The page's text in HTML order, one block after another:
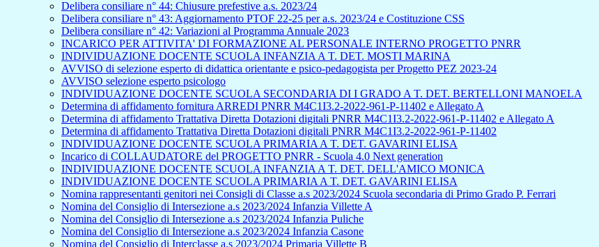
Delibera consiliare n° 44: Chiusure prefestive a.s. 2023/24
Delibera consiliare n° 43: Aggiornamento PTOF 22-25 per a.s. 2023/24 e Costituzione CSS
Delibera consiliare n° 42: Variazioni al Programma Annuale 2023
INCARICO PER ATTIVITA' DI FORMAZIONE AL PERSONALE INTERNO PROGETTO PNRR
INDIVIDUAZIONE DOCENTE SCUOLA INFANZIA A T. DET. MOSTI MARINA
AVVISO di selezione esperto di didattica orientante e psico-pedagogista per Progetto PEZ 2023-24
AVVISO selezione esperto psicologo
INDIVIDUAZIONE DOCENTE SCUOLA SECONDARIA DI I GRADO A T. DET. BERTELLONI MANOELA
Determina di affidamento fornitura ARREDI PNRR M4C1I3.2-2022-961-P-11402 e Allegato A
Determina di affidamento Trattativa Diretta Dotazioni digitali PNRR M4C1I3.2-2022-961-P-11402 e Allegato A
Determina di affidamento Trattativa Diretta Dotazioni digitali PNRR M4C1I3.2-2022-961-P-11402
INDIVIDUAZIONE DOCENTE SCUOLA PRIMARIA A T. DET. GAVARINI ELISA
Incarico di COLLAUDATORE del PROGETTO PNRR - Scuola 4.0 Next generation
INDIVIDUAZIONE DOCENTE SCUOLA INFANZIA A T. DET. DELL'AMICO MONICA
INDIVIDUAZIONE DOCENTE SCUOLA PRIMARIA A T. DET. GAVARINI ELISA
Nomina rappresentanti genitori nei Consigli di Classe a.s 2023/2024 Scuola secondaria di Primo Grado P. Ferrari
Nomina del Consiglio di Intersezione a.s 2023/2024 Infanzia Villette A
Nomina del Consiglio di Intersezione a.s 2023/2024 Infanzia Puliche
Nomina del Consiglio di Intersezione a.s 2023/2024 Infanzia Casone
Nomina del Consiglio di Interclasse a.s 2023/2024 Primaria Villette B